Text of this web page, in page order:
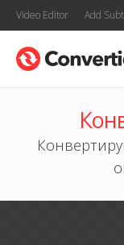
Video Editor Add